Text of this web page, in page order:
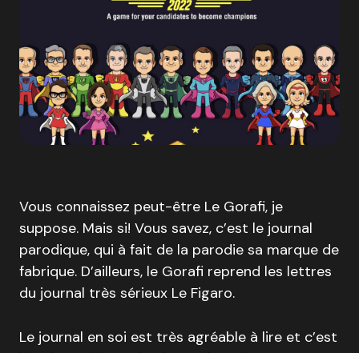
Vous connaissez peut-être Le Gorafi, je
suppose. Mais si! Vous savez, c’est le journal
parodique, qui à fait de la parodie sa marque de
fabrique. D’ailleurs, le Gorafi reprend les lettres
du journal très sérieux Le Figaro.
Le journal en soi est très agréable à lire et c’est